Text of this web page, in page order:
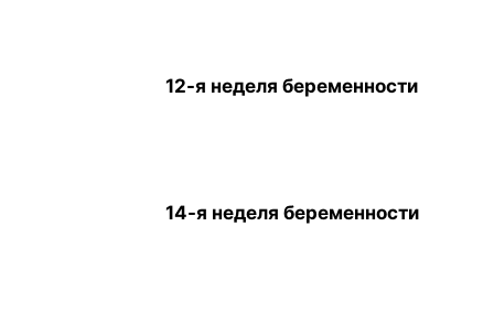
12-я неделя беременности
14-я неделя беременности